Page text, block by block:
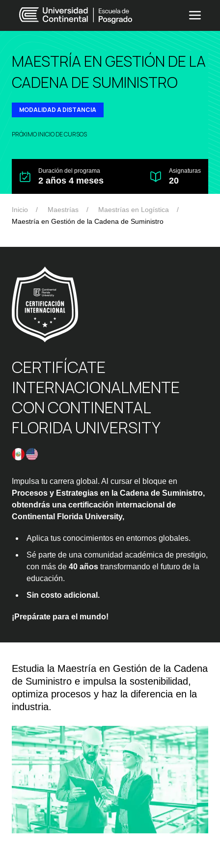
MAESTRÍA EN GESTIÓN DE LA
CADENA DE SUMINISTRO
MODALIDAD A DISTANCIA
PRÓXIMO INICIO DE CURSOS
Duración del programa
2 años 4 meses
Asignaturas
20
Inicio Maestrías
Maestrías en Logística
Maestría en Gestión de la Cadena de Suministro
CERTIFÍCATE
INTERNACIONALMENTE
CON CONTINENTAL
FLORIDA UNIVERSITY
Impulsa tu carrera global. Al cursar el bloque en
Procesos y Estrategias en la Cadena de Suministro,
obtendrás una certificación internacional de
Continental Florida University,
Aplica tus conocimientos en entornos globales.
Sé parte de una comunidad académica de prestigio,
con más de 40 años transformando el futuro de la
educación.
Sin costo adicional.
¡Prepárate para el mundo!
Estudia la Maestría en Gestión de la Cadena
de Suministro e impulsa la sostenibilidad,
optimiza procesos y haz la diferencia en la
industria.